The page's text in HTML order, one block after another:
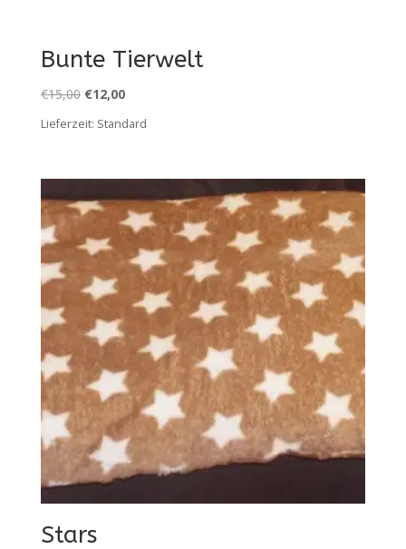
Bunte Tierwelt
€15,00 Ursprünglicher
€12,00Aktueller
Lieferzeit: Standard
Stars